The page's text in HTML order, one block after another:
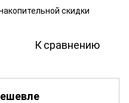
скидки
К сравнению